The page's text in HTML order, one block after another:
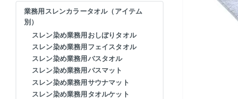
業務用スレンカラータオル（アイテム
別）
スレン染め業務用おしぼりタオル
スレン染め業務用フェイスタオル
スレン染め業務用バスタオル
スレン染め業務用バスマット
スレン染め業務用サウナマット
スレン染め業務用タオルケット